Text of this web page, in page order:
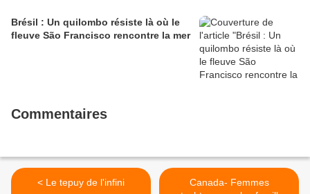
Brésil : Un quilombo résiste là où le
fleuve São Francisco rencontre la mer
Commentaires
< Le tepuy de l'infini
Canada- Femmes